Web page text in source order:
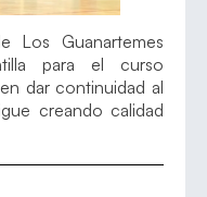
Los Guanartemes
para el curso
dar continuidad al
creando calidad